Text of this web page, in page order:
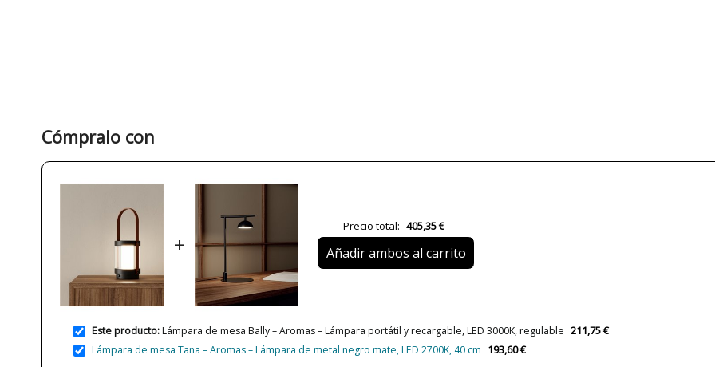
Cómpralo con
+
Precio total: 405,35 €
Añadir ambos al carrito
Este producto:Lámpara de mesa Bally – Aromas – Lámpara portátil y recargable, LED 3000K, regulable 211,75 €
Lámpara de mesa Tana – Aromas – Lámpara de metal negro mate, LED 2700K, 40 cm 193,60 €